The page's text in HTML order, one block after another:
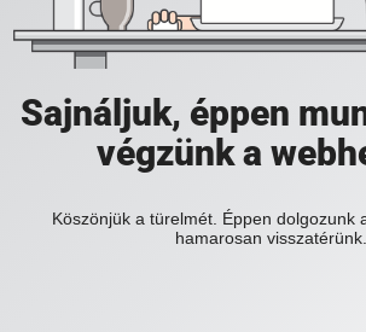
Sajnáljuk, éppen
végzünk a
Köszönjük a türelmét. Éppen dolgozunk
hamarosan visszatérünk.